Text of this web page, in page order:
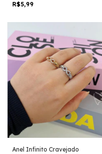
R$5,99
Anel Infinito Cravejado